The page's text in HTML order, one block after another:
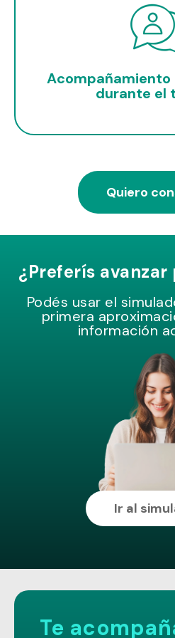
Acompañamiento
durante el
Quiero
¿Preferís
Podés usar el
primera
información
Ir al
Te